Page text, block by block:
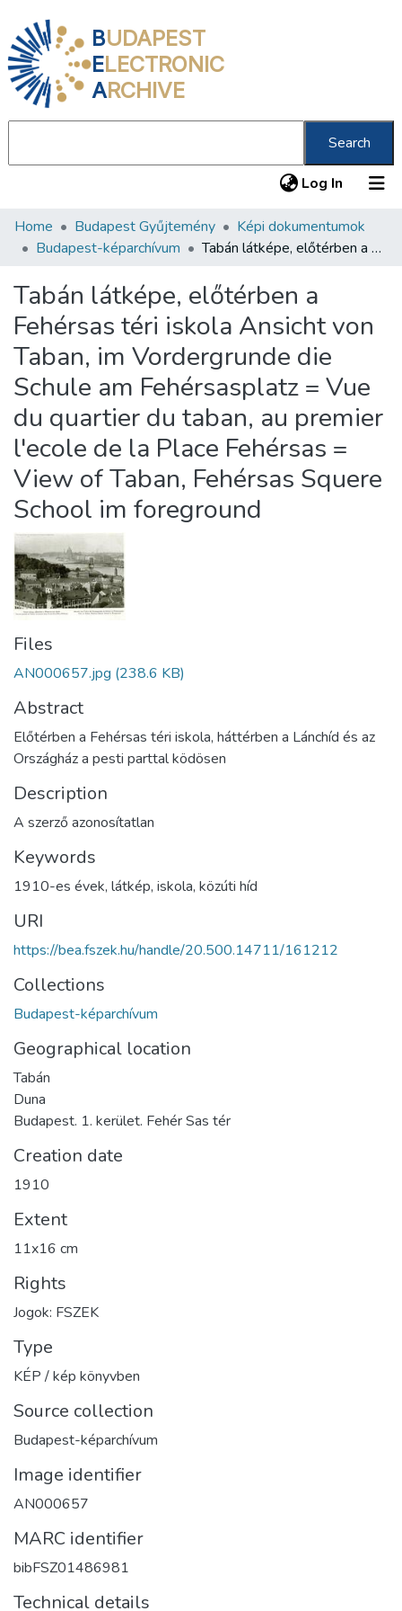
BUDAPEST
ELECTRONIC
ARCHIVE
Search
Log In (current)
Communities & Collections
Statistics
About us
Home Budapest Gyűjtemény
Képi dokumentumok
Budapest-képarchívum
Tabán látképe, előtérben a Fehérsas téri iskola Ansicht von Taban, im Vordergrunde die Schule am Fehérsasplatz = Vue du quartier du taban, au premier l'ecole de la Place Fehérsas = View of Taban, Fehérsas Squere School im foreground
Tabán látképe, előtérben a
Fehérsas téri iskola Ansicht von
Taban, im Vordergrunde die
Schule am Fehérsasplatz = Vue
du quartier du taban, au premier
l'ecole de la Place Fehérsas =
View of Taban, Fehérsas Squere
School im foreground
Files
AN000657.jpg (238.6 KB)
Abstract
Előtérben a Fehérsas téri iskola, háttérben a Lánchíd és az
Országház a pesti parttal ködösen
Description
A szerző azonosítatlan
Keywords
1910-es évek, látkép, iskola, közúti híd
URI
https://bea.fszek.hu/handle/20.500.14711/161212
Collections
Budapest-képarchívum
Geographical location
Tabán
Duna
Budapest. 1. kerület. Fehér Sas tér
Creation date
1910
Extent
11x16 cm
Rights
Jogok: FSZEK
Type
KÉP / kép könyvben
Source collection
Budapest-képarchívum
Image identifier
AN000657
MARC identifier
bibFSZ01486981
Technical details